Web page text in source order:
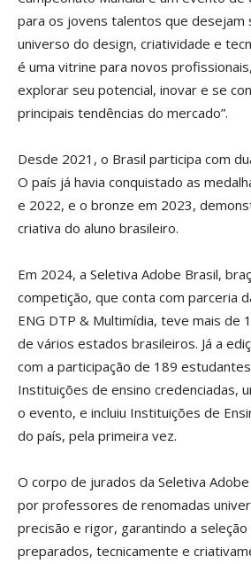
para os jovens talentos que desejam
universo do design, criatividade e
é uma vitrine para novos
explorar seu potencial, inovar e se
principais tendências do mercado”.
Desde 2021, o Brasil participa com
O país já havia conquistado as
e 2022, e o bronze em 2023,
criativa do aluno brasileiro.
Em 2024, a Seletiva Adobe Brasil,
competição, que conta com parceria
ENG DTP & Multimídia, teve mais de
de vários estados brasileiros. Já a
com a participação de 189
Instituições de ensino credenciadas,
o evento, e incluiu Instituições de
do país, pela primeira vez.
O corpo de jurados da Seletiva
por professores de renomadas
precisão e rigor, garantindo a
preparados, tecnicamente e